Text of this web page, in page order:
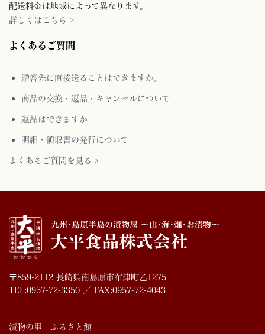
配送料金は地域によって異なります。
詳しくはこちら >
よくあるご質問
贈答先に直接送ることはできますか。
商品の交換・返品・キャンセルについて
返品はできますか
明細・領収書の発行について
よくあるご質問を見る >
〒859-2112 長崎県南島原市布津町乙1275
TEL:0957-72-3350 ／ FAX:0957-72-4043
漬物の里 ふるさと館